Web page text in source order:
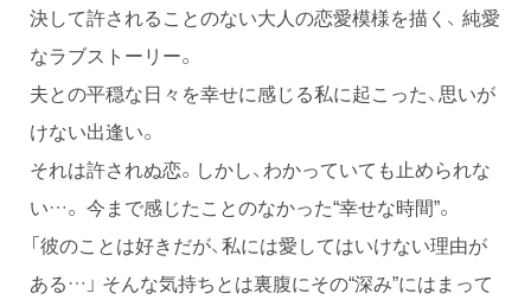
決して許されることのない大人の恋愛模様を描く、 純愛
なラブストーリー。
夫との平穏な日々を幸せに感じる私に起こった、思いが
けない出逢い。
それは許されぬ恋。しかし、わかっていても止められな
い…。 今まで感じたことのなかった“幸せな時間”。
「彼のことは好きだが、私には愛してはいけない理由が
ある…」 そんな気持ちとは裏腹にその“深み”にはまって